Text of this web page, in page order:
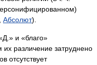
Абсолют).
и «благо»
различение затруднено
отсутствует